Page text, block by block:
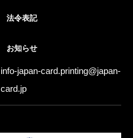
法令表記
お知らせ
info-japan-card.printing@japan-
card.jp